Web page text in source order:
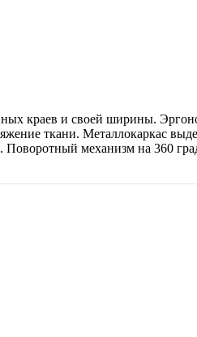
краев и своей ширины.
ткани. Металлокаркас
механизм на 360